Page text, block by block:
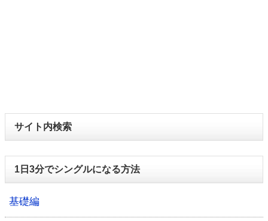
サイト内検索
1日3分でシングルになる方法
基礎編